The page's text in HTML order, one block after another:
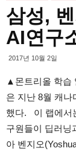
삼성,
AI연구
2017년 10월 2일
▲몬트리올 학습
은 지난 8월 캐나
했다. 이 랩에서
구원들이 딥러닝
아 벤지오